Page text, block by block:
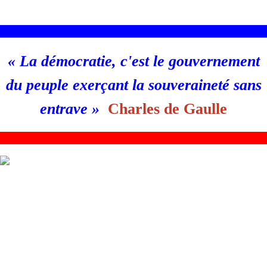
«La démocratie, c'est le gouvernement
du peuple exerçant la souveraineté sans
entrave » Charles de Gaulle